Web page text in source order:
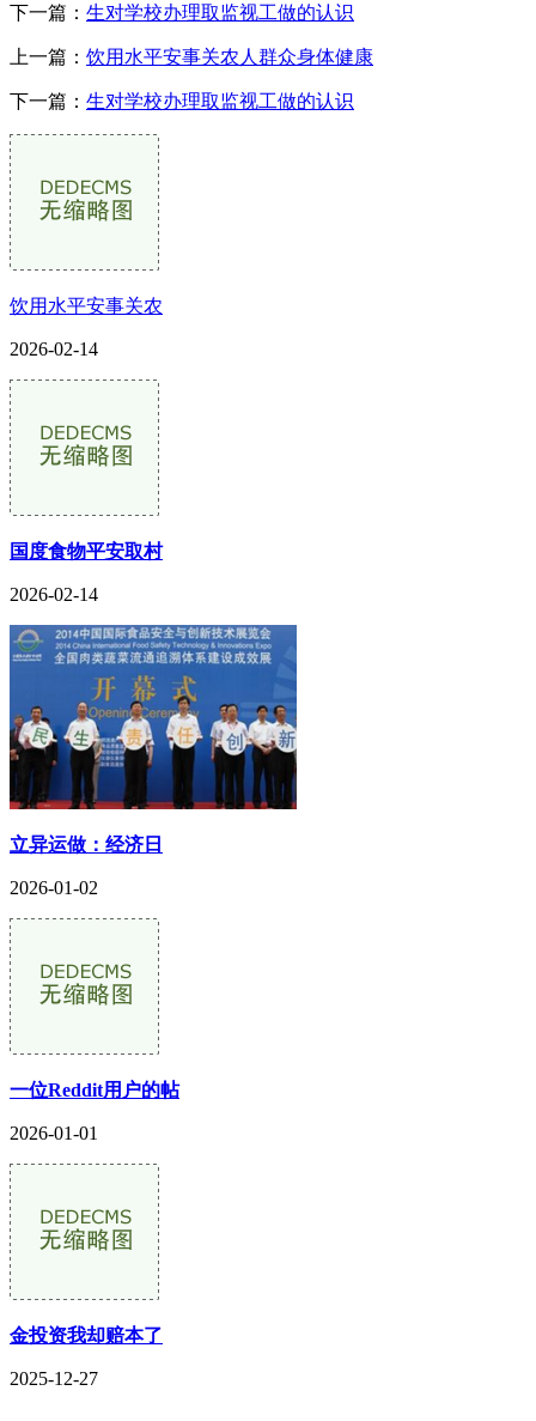
下一篇： 生对学校办理取监视工做的认识
上一篇： 饮用水平安事关农人群众身体健康
下一篇： 生对学校办理取监视工做的认识
饮用水平安事关农
2026-02-14
国度食物平安取村
2026-02-14
立异运做：经济日
2026-01-02
一位Reddit用户的帖
2026-01-01
金投资我却赔本了
2025-12-27